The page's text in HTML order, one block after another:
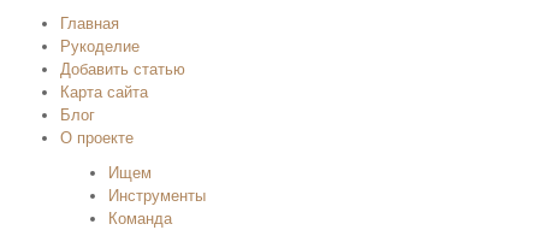
Главная
Рукоделие
Добавить статью
Карта сайта
Блог
О проекте
Ищем
Инструменты
Команда